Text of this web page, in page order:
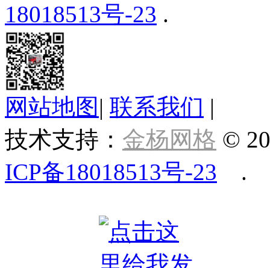
18018513号-23 .
网站地图 | 联系我们 |
技术支持： 金杨网格 ©
ICP备18018513号-23 .